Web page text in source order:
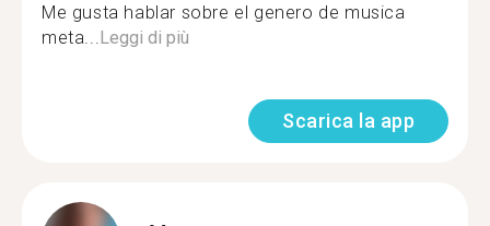
Me gusta hablar sobre el genero de musica
meta...Leggi di più
Scarica la app